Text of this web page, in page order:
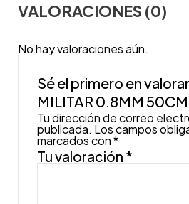
VALORACIONES (0)
No hay valoraciones aún.
Sé el primero en
MILITAR 0.8MM
Tu dirección de correo
publicada. Los campos
marcados con*
Tu valoración *